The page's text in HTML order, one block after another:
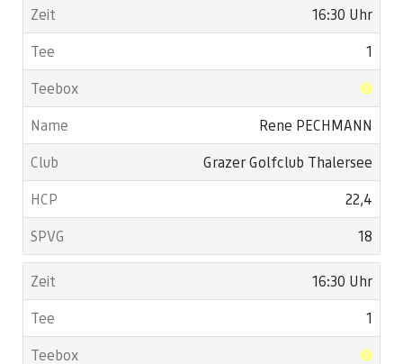
16:30 Uhr
1
Rene PECHMANN
Grazer Golfclub Thalersee
22,4
18
16:30 Uhr
1